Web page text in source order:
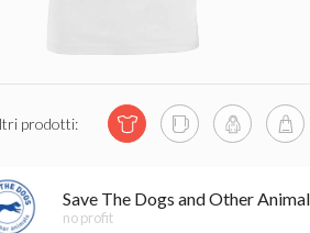
prodotti:
Save The Dogs and Other
no profit